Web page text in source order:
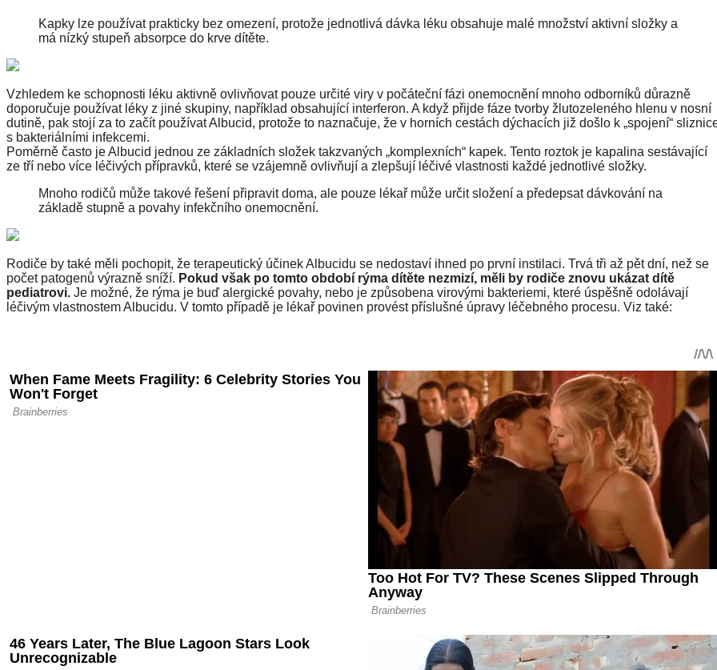
Kapky lze používat prakticky bez omezení, protože jednotlivá dávka léku obsahuje malé množství aktivní složky a
má nízký stupeň absorpce do krve dítěte.
Vzhledem ke schopnosti léku aktivně ovlivňovat pouze určité viry v počáteční fázi onemocnění mnoho odborníků důrazně
doporučuje používat léky z jiné skupiny, například obsahující interferon. A když přijde fáze tvorby žlutozeleného hlenu v nosní
dutině, pak stojí za to začít používat Albucid, protože to naznačuje, že v horních cestách dýchacích již došlo k „spojení“
s bakteriálními infekcemi.
Poměrně často je Albucid jednou ze základních složek takzvaných „komplexních“ kapek. Tento roztok je kapalina sestávající
ze tří nebo více léčivých přípravků, které se vzájemně ovlivňují a zlepšují léčivé vlastnosti každé jednotlivé složky.
Mnoho rodičů může takové řešení připravit doma, ale pouze lékař může určit složení a předepsat dávkování na
základě stupně a povahy infekčního onemocnění.
Rodiče by také měli pochopit, že terapeutický účinek Albucidu se nedostaví ihned po první instilaci. Trvá tři až pět dní, než se
počet patogenů výrazně sníží. Pokud však po tomto období rýma dítěte nezmizí, měli by rodiče znovu ukázat dítě
pediatrovi. Je možné, že rýma je buď alergické povahy, nebo je způsobena virovými bakteriemi, které úspěšně odolávají
léčivým vlastnostem Albucidu. V tomto případě je lékař povinen provést příslušné úpravy léčebného procesu. Viz také: